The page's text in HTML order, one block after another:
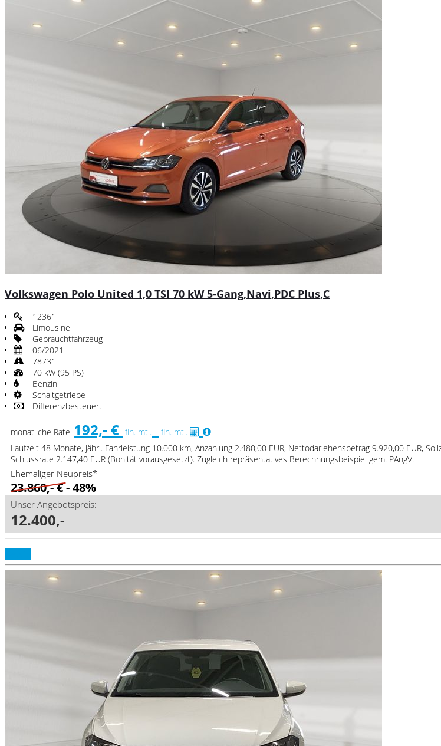
Volkswagen Polo United 1,0 TSI 70 kW 5-Gang,Navi,PDC Plus,C
12361
Limousine
Gebrauchtfahrzeug
06/2021
78731
70 kW (95 PS)
Benzin
Schaltgetriebe
Differenzbesteuert
monatliche Rate 192,- € fin. mtl.
fin. mtl.
Laufzeit 48 Monate, jährl. Fahrleistung 10.000 km, Anzahlung 2.480,00 EUR, Nettodarlehensbetrag 9.920,00 EUR,
Schlussrate 2.147,40 EUR (Bonität vorausgesetzt). Zugleich repräsentatives Berechnungsbeispiel gem. PAngV.
Ehemaliger Neupreis*
23.860,- €- 48%
Unser Angebotspreis:
12.400,-